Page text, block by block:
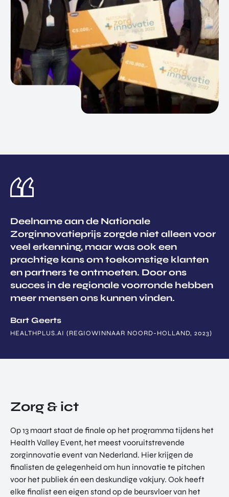
Deelname aan de Nationale
Zorginnovatieprijs zorgde niet alleen voor
veel erkenning, maar was ook een
prachtige kans om toekomstige klanten
en partners te ontmoeten. Door ons
succes in de regionale voorronde hebben
meer mensen ons kunnen vinden.
Bart Geerts
HEALTHPLUS.AI (REGIOWINNAAR NOORD-HOLLAND, 2023)
Zorg & ict
Op 13 maart staat de finale op het programma tijdens het
Health Valley Event, het meest vooruitstrevende
zorginnovatie event van Nederland. Hier krijgen de
finalisten de gelegenheid om hun innovatie te pitchen
voor het publiek én een deskundige vakjury. Ook heeft
elke finalist een eigen stand op de beursvloer van het